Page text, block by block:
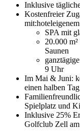
Inklusive
Kostenfreier
SPA mit
20.000
Saunen
9 Uhr
Im Mai & Juni:
einen halben
Spielplatz und
Inklusive 25%
Golfclub Zell